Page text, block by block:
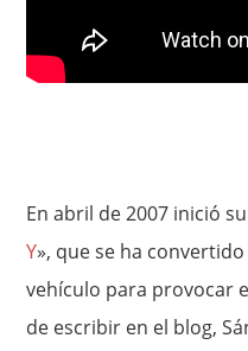
En abril de 2007 inició
Y», que se ha
vehículo para provocar
de escribir en el blog,